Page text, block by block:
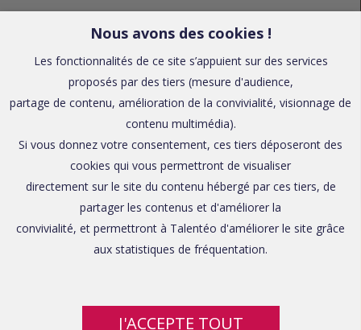
Nous avons des cookies !
Les fonctionnalités de ce site s’appuient sur des services
proposés par des tiers (mesure d'audience,
partage de contenu, amélioration de la convivialité, visionnage de
contenu multimédia).
Si vous donnez votre consentement, ces tiers déposeront des
cookies qui vous permettront de visualiser
directement sur le site du contenu hébergé par ces tiers, de
partager les contenus et d'améliorer la
convivialité, et permettront à Talentéo d'améliorer le site grâce
aux statistiques de fréquentation.
J'ACCEPTE TOUT